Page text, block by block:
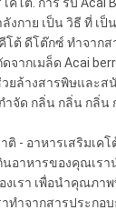
คโต้. การ รับ Acai
งกาย เป็น วิธี ที่ เป็
โต้ ดีโต๊กซ์ ทําจากส
จากเมล็ด Acai
วยล้างสารพิษและ
าจัด กลิ่น กลิ่น กลิ่
- อาหารเสริมเค
อาหารของคุณเรา
งเรา เพื่อนําคุณภา
าทําจากสารประก